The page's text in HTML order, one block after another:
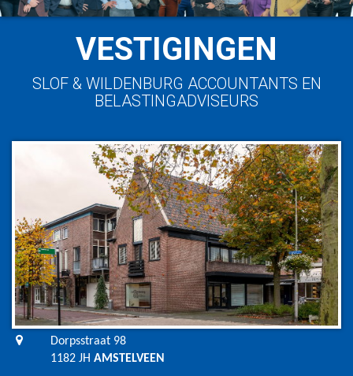
VESTIGINGEN
SLOF & WILDENBURG ACCOUNTANTS EN
BELASTINGADVISEURS
Dorpsstraat 98
1182 JH AMSTELVEEN